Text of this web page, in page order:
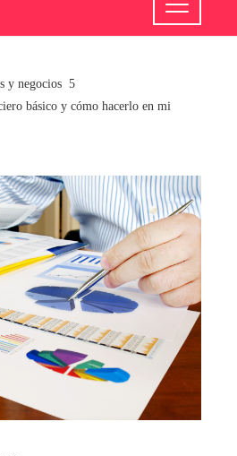
y negocios
básico y cómo hacerlo en mi